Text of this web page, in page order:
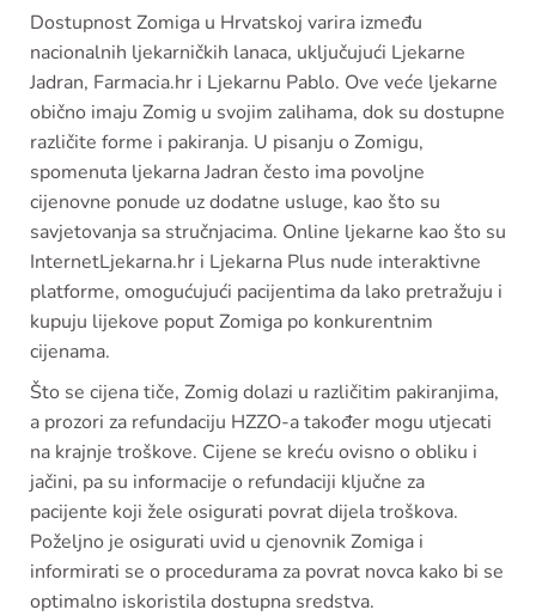
Dostupnost Zomiga u Hrvatskoj varira između
nacionalnih ljekarničkih lanaca, uključujući Ljekarne
Jadran, Farmacia.hr i Ljekarnu Pablo. Ove veće ljekarne
obično imaju Zomig u svojim zalihama, dok su dostupne
različite forme i pakiranja. U pisanju o Zomigu,
spomenuta ljekarna Jadran često ima povoljne
cijenovne ponude uz dodatne usluge, kao što su
savjetovanja sa stručnjacima. Online ljekarne kao što su
InternetLjekarna.hr i Ljekarna Plus nude interaktivne
platforme, omogućujući pacijentima da lako pretražuju i
kupuju lijekove poput Zomiga po konkurentnim
cijenama.
Što se cijena tiče, Zomig dolazi u različitim pakiranjima,
a prozori za refundaciju HZZO-a također mogu utjecati
na krajnje troškove. Cijene se kreću ovisno o obliku i
jačini, pa su informacije o refundaciji ključne za
pacijente koji žele osigurati povrat dijela troškova.
Poželjno je osigurati uvid u cjenovnik Zomiga i
informirati se o procedurama za povrat novca kako bi se
optimalno iskoristila dostupna sredstva.